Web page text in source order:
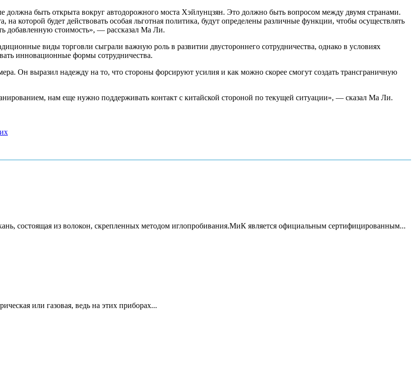
должна быть открыта вокруг автодорожного моста Хэйлунцзян. Это должно быть вопросом между двумя странами.
которой будет действовать особая льготная политика, будут определены различные функции, чтобы осуществлять
добавленную стоимость», — рассказал Ма Ли.
виды торговли сыграли важную роль в развитии двустороннего сотрудничества, однако в условиях
инновационные формы сотрудничества.
Он выразил надежду на то, что стороны форсируют усилия и как можно скорее смогут создать трансграничную
нам еще нужно поддерживать контакт с китайской стороной по текущей ситуации», — сказал Ма Ли.
состоящая из волокон, скрепленных методом иглопробивания.МиК является официальным сертифицированным...
или газовая, ведь на этих приборах...